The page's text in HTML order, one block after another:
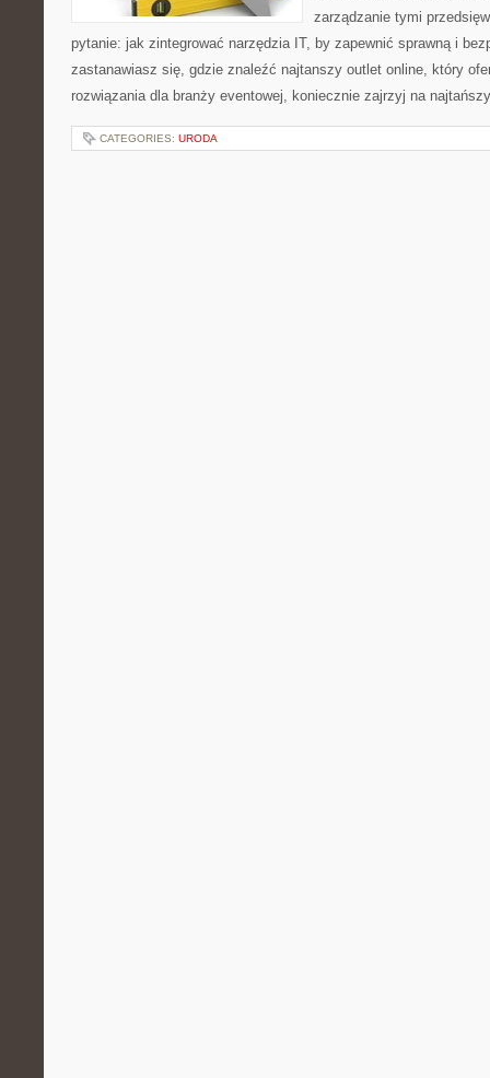
zarządzanie tymi
pytanie: jak zintegrować narzędzia IT, by zapewnić sprawną i
zastanawiasz się, gdzie znaleźć najtanszy outlet online, który
rozwiązania dla branży eventowej, koniecznie zajrzyj na
CATEGORIES: URODA